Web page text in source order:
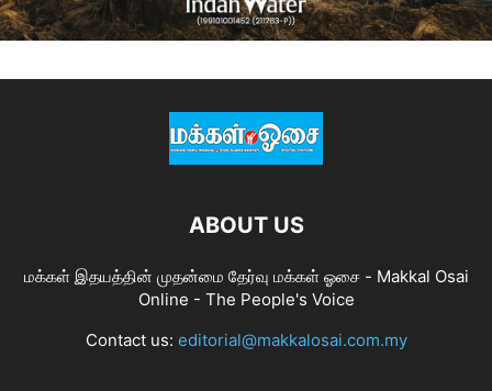
ABOUT US
மக்கள் இதயத்தின் முதன்மை தேர்வு மக்கள் ஓசை - Makkal Osai
Online - The People's Voice
Contact us: editorial@makkalosai.com.my